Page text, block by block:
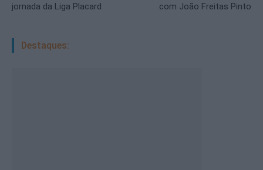
jornada da Liga Placard
com João Freitas Pinto
Destaques: